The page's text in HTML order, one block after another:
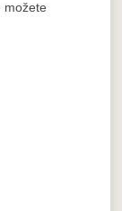
možete